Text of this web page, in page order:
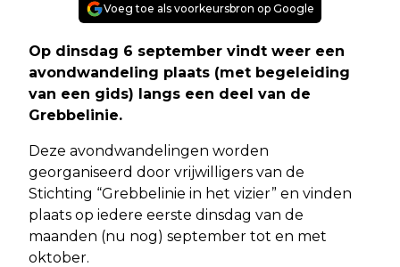
Voeg toe als voorkeursbron op Google
Op dinsdag 6 september vindt weer een
avondwandeling plaats (met begeleiding
van een gids) langs een deel van de
Grebbelinie.
Deze avondwandelingen worden
georganiseerd door vrijwilligers van de
Stichting “Grebbelinie in het vizier” en vinden
plaats op iedere eerste dinsdag van de
maanden (nu nog) september tot en met
oktober.